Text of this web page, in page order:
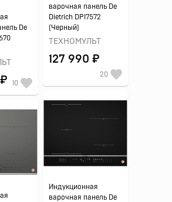
варочная панель De
Dietrich DPI7572
(Черный)
ТЕХНОМУЛЬТ
127 990 ₽
20
De
10
Индукционная
варочная панель De